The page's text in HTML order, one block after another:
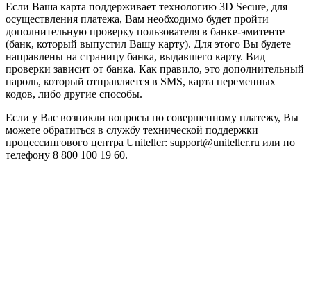
Если Ваша карта поддерживает технологию 3D Secure, для
осуществления платежа, Вам необходимо будет пройти
дополнительную проверку пользователя в банке-эмитенте
(банк, который выпустил Вашу карту). Для этого Вы будете
направлены на страницу банка, выдавшего карту. Вид
проверки зависит от банка. Как правило, это дополнительный
пароль, который отправляется в SMS, карта переменных
кодов, либо другие способы.
Если у Вас возникли вопросы по совершенному платежу, Вы
можете обратиться в службу технической поддержки
процессингового центра Uniteller: support@uniteller.ru или по
телефону 8 800 100 19 60.